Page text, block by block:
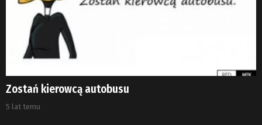
Zostań kierowcą autobusu
5 lat temu